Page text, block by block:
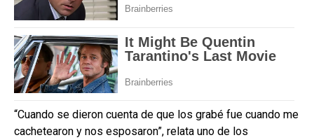
“Cuando se dieron cuenta de que los grabé fue cuando me
cachetearon y nos esposaron”, relata uno de los